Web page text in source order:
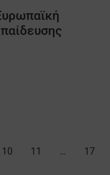
10 11 …
17